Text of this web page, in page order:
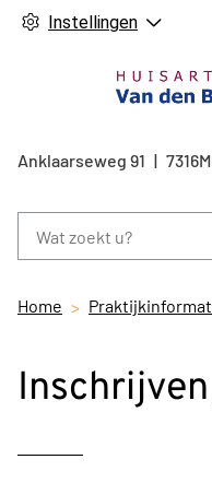
Instellingen
Anklaarseweg 91
Home